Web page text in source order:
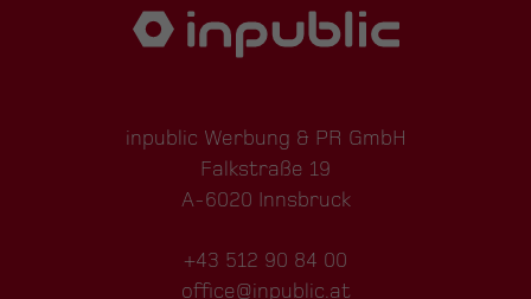
inpublic Werbung & PR GmbH
Falkstraße 19
A-6020 Innsbruck
+43 512 90 84 00
office@inpublic.at